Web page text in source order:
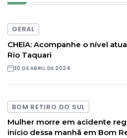
GERAL
CHEIA: Acompanhe o nível
Rio Taquari
30 DE ABRIL DE 2024
BOM RETIRO DO SUL
Mulher morre em acidente
início dessa manhã em Bom